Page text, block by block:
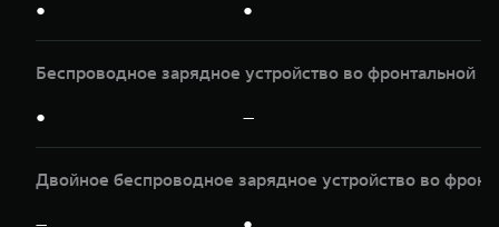
● ●
Беспроводное зарядное устройство во фронтальной
● —
Двойное беспроводное зарядное устройство во